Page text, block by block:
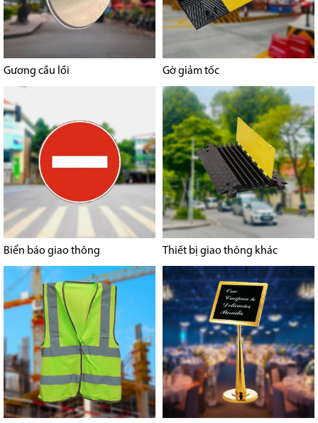
Gương cầu lồi Gờ giảm tốc
Biển báo giao thông Thiết bị giao thông khác